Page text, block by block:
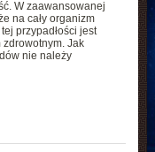
W zaawansowanej
na cały organizm
przypadłości jest
Jak
nie należy